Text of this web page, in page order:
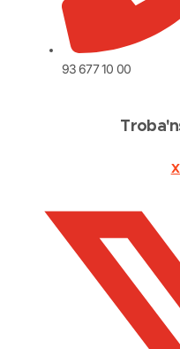
93 677 10 00